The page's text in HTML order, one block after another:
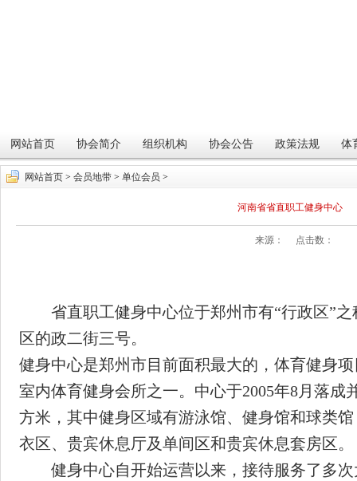
网站首页 协会简介 组织机构 协会公告 政策法规 体
网站首页 > 会员地带 > 单位会员 >
河南省省直职工健身中心
来源： 点击数：
省直职工健身中心位于郑州市有“行政区”之
区的政二街三号。
健身中心是郑州市目前面积最大的，体育健身
室内体育健身会所之一。中心于2005年8月落成
方米，其中健身区域有游泳馆、健身馆和球类
衣区、贵宾休息厅及单间区和贵宾休息套房区。
健身中心自开始运营以来，接待服务了多次